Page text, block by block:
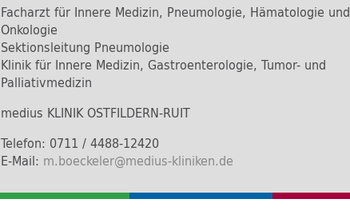
Facharzt für Innere Medizin, Pneumologie, Hämatologie und
Onkologie
Sektionsleitung Pneumologie
Klinik für Innere Medizin, Gastroenterologie, Tumor- und
Palliativmedizin
medius KLINIK OSTFILDERN-RUIT
Telefon: 0711 / 4488-12420
E-Mail: m.boeckeler@medius-kliniken.de